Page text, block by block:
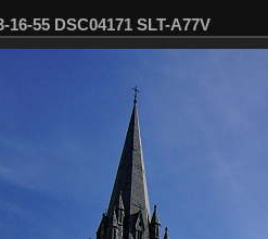
16-55 DSC04171 SLT-A77V